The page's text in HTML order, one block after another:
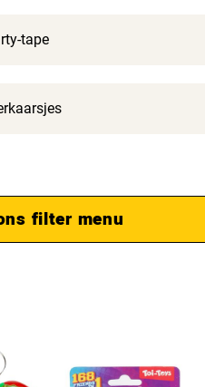
tape
filter menu